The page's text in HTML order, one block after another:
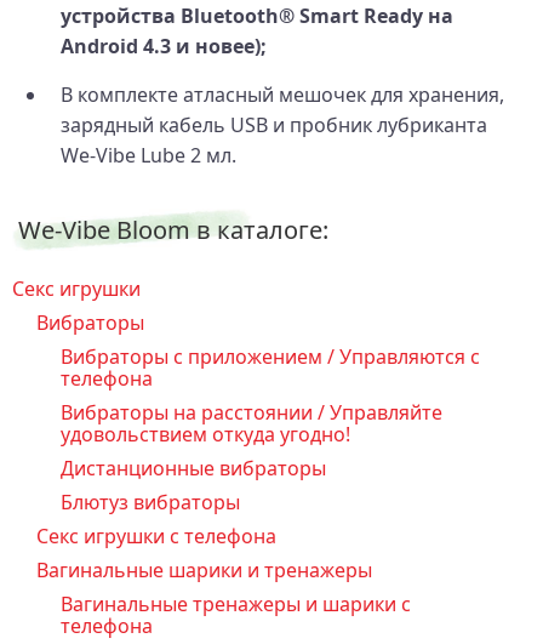
устройства Bluetooth® Smart Ready на
Android 4.3 и новее);
В комплекте атласный мешочек для хранения,
зарядный кабель USB и пробник лубриканта
We-Vibe Lube 2 мл.
We-Vibe Bloom в каталоге:
Секс игрушки
Вибраторы
Вибраторы с приложением / Управляются с
телефона
Вибраторы на расстоянии / Управляйте
удовольствием откуда угодно!
Дистанционные вибраторы
Блютуз вибраторы
Секс игрушки с телефона
Вагинальные шарики и тренажеры
Вагинальные тренажеры и шарики с
телефона